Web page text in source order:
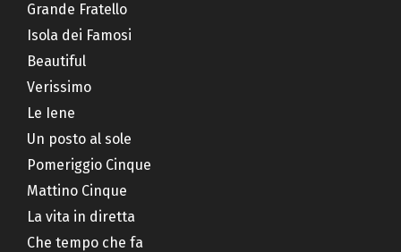
Grande Fratello
Isola dei Famosi
Beautiful
Verissimo
Le Iene
Un posto al sole
Pomeriggio Cinque
Mattino Cinque
La vita in diretta
Che tempo che fa